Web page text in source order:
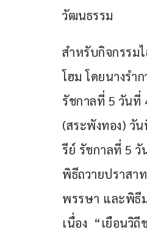
วัฒนธรรม
สำหรับกิจกรรม
โฮม โดยนางร
รัชกาลที่ 5 วันที่
(สระพังทอง) วั
รีย์ รัชกาลที่ 5
พิธีถวายปราสา
พรรษา และพิธี
เนื่อง  “เยือน